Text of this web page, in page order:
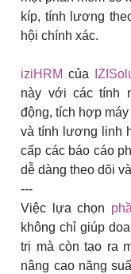
kíp, tính lương
hội chính xác.
iziHRM của
này với các tính
động, tích hợp
và tính lương linh
cấp các báo cáo
dễ dàng theo dõi
---
Việc lựa chọn
không chỉ giúp
trị mà còn tạo ra
nâng cao năng